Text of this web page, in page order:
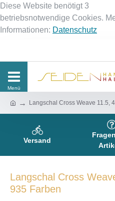
Diese Website benötigt 3
betriebsnotwendige Cookies.
Informationen: Datenschutz
Langschal Cross Weave 11.5,
Versand
Langschal Cross
935 Farben